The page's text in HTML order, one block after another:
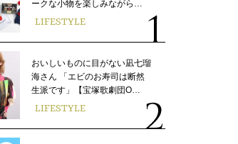
ークな小物を楽しみながら…
LIFESTYLE
おいしいものに目がない凪七瑠
海さん 「エビのお寿司は断然
生派です」【宝塚歌劇団O…
LIFESTYLE